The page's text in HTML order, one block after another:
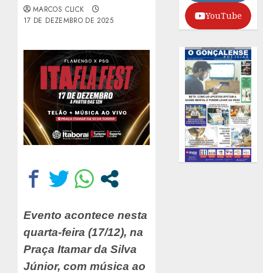
MARCOS CLICK
17 DE DEZEMBRO DE 2025
Evento acontece nesta
quarta-feira (17/12), na
Praça Itamar da Silva
Júnior, com música ao
YouTube